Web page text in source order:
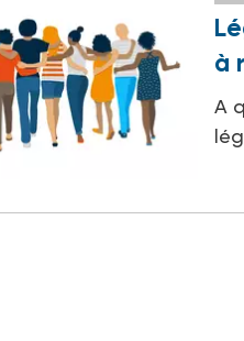
à
A